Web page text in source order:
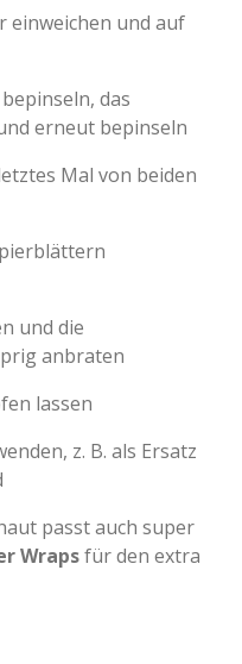
einweichen und auf
das
erneut bepinseln
Mal von beiden
und die
anbraten
lassen
z. B. als Ersatz
passt auch super
Wrapsfür den extra